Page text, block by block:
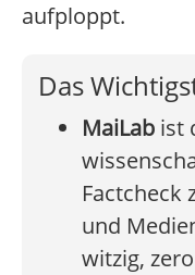
aufploppt.
Das
MaiLab ist
Factcheck
und
witzig,